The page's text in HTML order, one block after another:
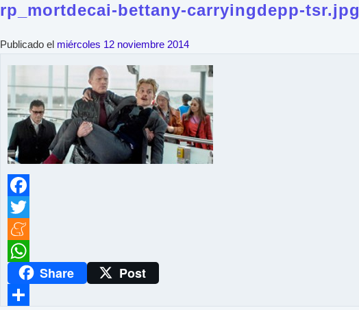
rp_mortdecai-bettany-carryingdepp-tsr.jpg
Publicado el miércoles 12 noviembre 2014
Facebook
Twitter
Meneame
WhatsAppShare Post